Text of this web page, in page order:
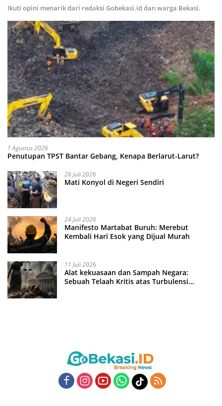
Ikuti opini menarik dari redaksi Gobekasi.id dan warga Bekasi.
1 Agustus 2026
Penutupan TPST Bantar Gebang, Kenapa Berlarut-Larut?
26 Juli 2026
Mati Konyol di Negeri Sendiri
24 Juli 2026
Manifesto Martabat Buruh: Merebut
Kembali Hari Esok yang Dijual Murah
11 Juli 2026
Alat kekuasaan dan Sampah Negara:
Sebuah Telaah Kritis atas Turbulensi